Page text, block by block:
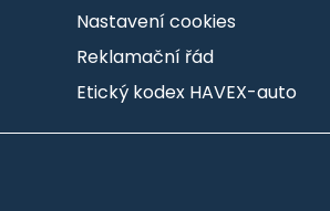
Nastavení cookies
Reklamační řád
Etický kodex HAVEX-auto